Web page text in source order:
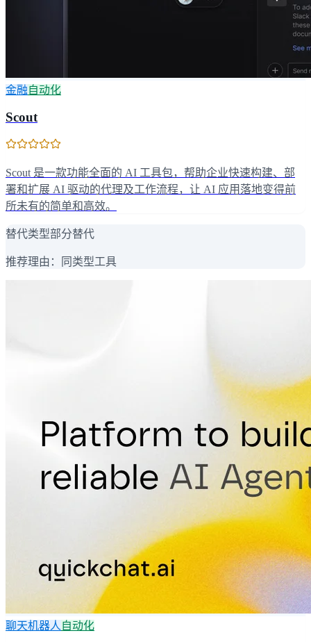
金融自动化
Scout
Scout 是一款功能全面的 AI 工具包，帮助企业快速构建、部
署和扩展 AI 驱动的代理及工作流程，让 AI 应用落地变得前
所未有的简单和高效。
替代类型部分替代
推荐理由： 同类型工具
聊天机器人 自动化